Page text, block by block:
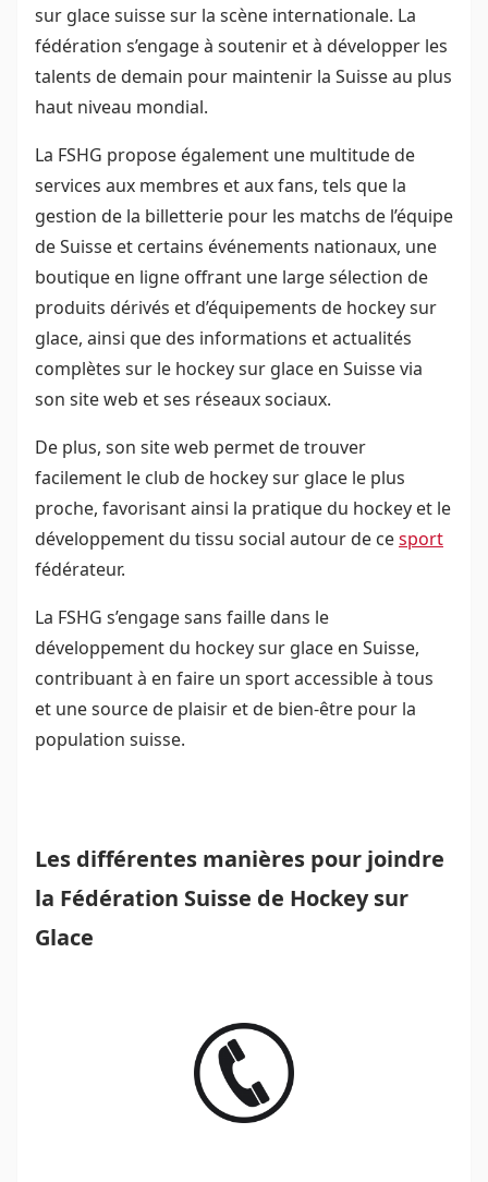
sur glace suisse sur la scène internationale. La
fédération s’engage à soutenir et à développer les
talents de demain pour maintenir la Suisse au plus
haut niveau mondial.
La FSHG propose également une multitude de
services aux membres et aux fans, tels que la
gestion de la billetterie pour les matchs de l’équipe
de Suisse et certains événements nationaux, une
boutique en ligne offrant une large sélection de
produits dérivés et d’équipements de hockey sur
glace, ainsi que des informations et actualités
complètes sur le hockey sur glace en Suisse via
son site web et ses réseaux sociaux.
De plus, son site web permet de trouver
facilement le club de hockey sur glace le plus
proche, favorisant ainsi la pratique du hockey et le
développement du tissu social autour de cesport
fédérateur.
La FSHG s’engage sans faille dans le
développement du hockey sur glace en Suisse,
contribuant à en faire un sport accessible à tous
et une source de plaisir et de bien-être pour la
population suisse.
Les différentes manières pour joindre
la Fédération Suisse de Hockey sur
Glace